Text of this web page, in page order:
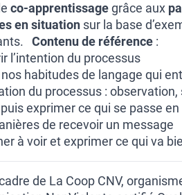
co-apprentissagegrâce aux
en situation sur la base
Contenu de référence :
l’intention du processus
habitudes de langage qui
du processus :
exprimer ce qui se passe
de recevoir un message
à voir et exprimer ce qui va
de La Coop CNV,